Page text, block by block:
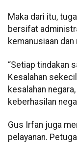
Maka dari itu,
bersifat
kemanusiaan
“Setiap tindakan
Kesalahan
kesalahan
keberhasilan
Gus Irfan juga
pelayanan.